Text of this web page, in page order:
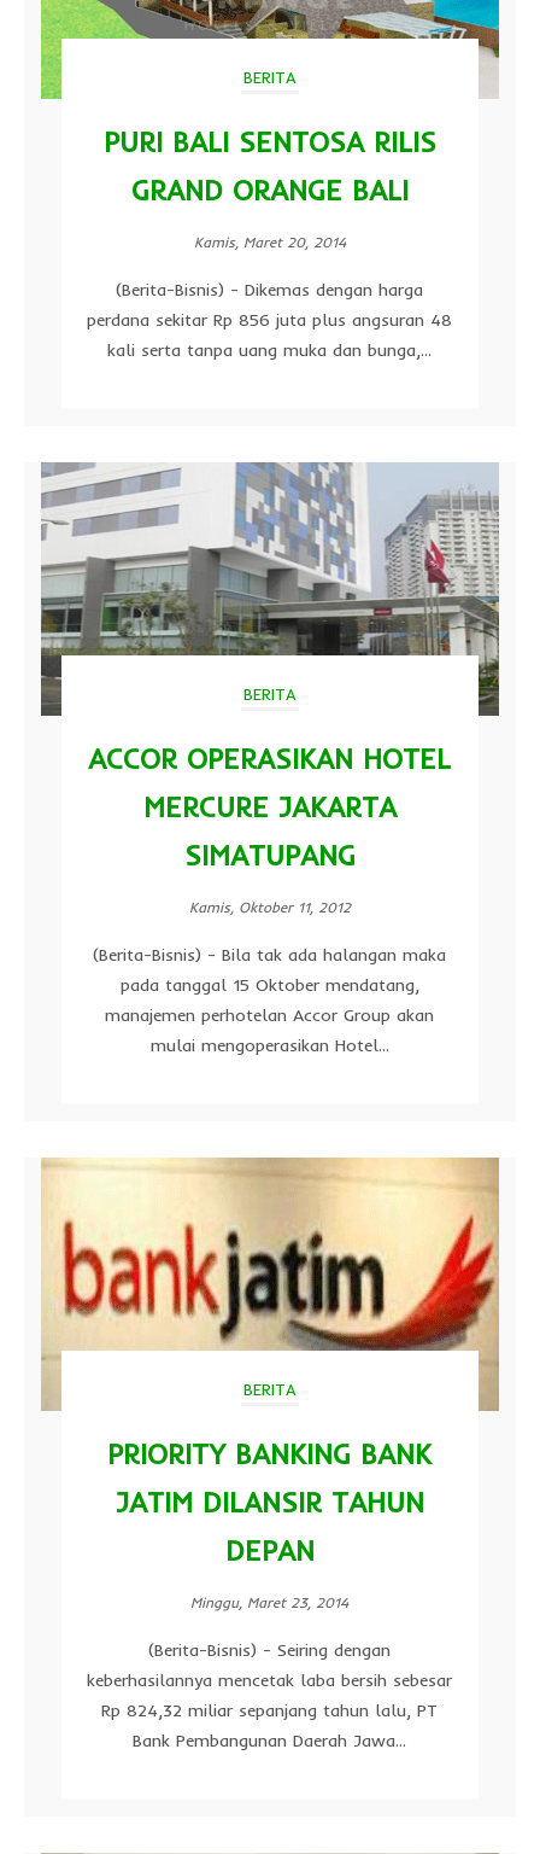
BERITA
PURI BALI SENTOSA RILIS
GRAND ORANGE BALI
Kamis, Maret 20, 2014
(Berita-Bisnis) - Dikemas dengan harga
perdana sekitar Rp 856 juta plus angsuran 48
kali serta tanpa uang muka dan bunga,...
BERITA
ACCOR OPERASIKAN HOTEL
MERCURE JAKARTA
SIMATUPANG
Kamis, Oktober 11, 2012
(Berita-Bisnis) - Bila tak ada halangan maka
pada tanggal 15 Oktober mendatang,
manajemen perhotelan Accor Group akan
mulai mengoperasikan Hotel...
BERITA
PRIORITY BANKING BANK
JATIM DILANSIR TAHUN
DEPAN
Minggu, Maret 23, 2014
(Berita-Bisnis) - Seiring dengan
keberhasilannya mencetak laba bersih sebesar
Rp 824,32 miliar sepanjang tahun lalu, PT
Bank Pembangunan Daerah Jawa...